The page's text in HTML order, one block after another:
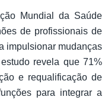
Mundial da Saúde
de profissionais de
impulsionar mudanças
revela que 71%
e requalificação de
para integrar a